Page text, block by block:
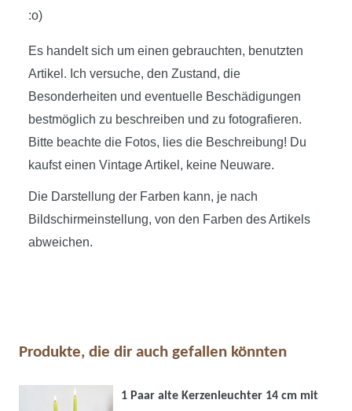
:o)
Es handelt sich um einen gebrauchten, benutzten
Artikel. Ich versuche, den Zustand, die
Besonderheiten und eventuelle Beschädigungen
bestmöglich zu beschreiben und zu fotografieren.
Bitte beachte die Fotos, lies die Beschreibung! Du
kaufst einen Vintage Artikel, keine Neuware.
Die Darstellung der Farben kann, je nach
Bildschirmeinstellung, von den Farben des Artikels
abweichen.
Produkte, die dir auch gefallen könnten
1 Paar alte Kerzenleuchter 14 cm mit